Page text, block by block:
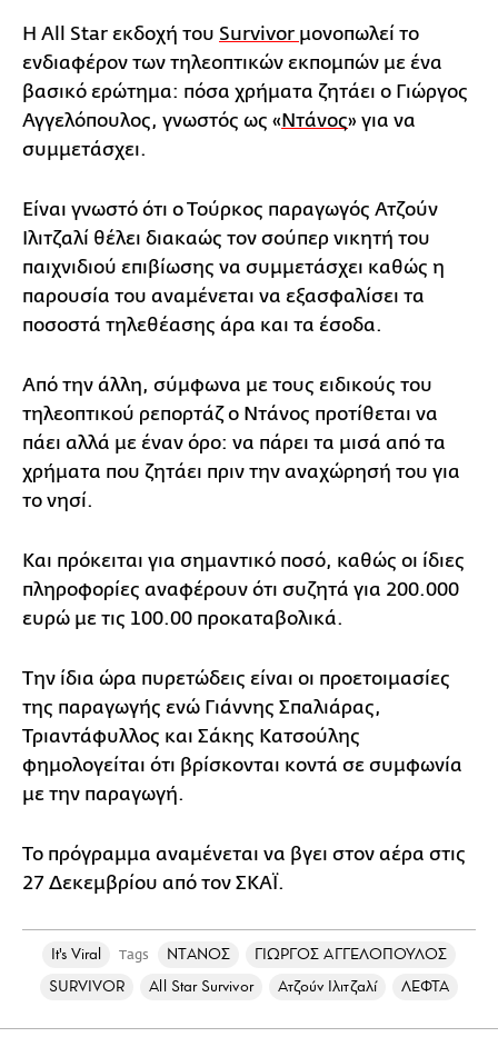
Η All Star εκδοχή του Survivor μονοπωλεί το
ενδιαφέρον των τηλεοπτικών εκπομπών με ένα
βασικό ερώτημα: πόσα χρήματα ζητάει ο Γιώργος
Αγγελόπουλος, γνωστός ως «Ντάνος» για να
συμμετάσχει.
Είναι γνωστό ότι ο Τούρκος παραγωγός Ατζούν
Ιλιτζαλί θέλει διακαώς τον σούπερ νικητή του
παιχνιδιού επιβίωσης να συμμετάσχει καθώς η
παρουσία του αναμένεται να εξασφαλίσει τα
ποσοστά τηλεθέασης άρα και τα έσοδα.
Από την άλλη, σύμφωνα με τους ειδικούς του
τηλεοπτικού ρεπορτάζ ο Ντάνος προτίθεται να
πάει αλλά με έναν όρο: να πάρει τα μισά από τα
χρήματα που ζητάει πριν την αναχώρησή του για
το νησί.
Και πρόκειται για σημαντικό ποσό, καθώς οι ίδιες
πληροφορίες αναφέρουν ότι συζητά για 200.000
ευρώ με τις 100.00 προκαταβολικά.
Την ίδια ώρα πυρετώδεις είναι οι προετοιμασίες
της παραγωγής ενώ Γιάννης Σπαλιάρας,
Τριαντάφυλλος και Σάκης Κατσούλης
φημολογείται ότι βρίσκονται κοντά σε συμφωνία
με την παραγωγή.
Το πρόγραμμα αναμένεται να βγει στον αέρα στις
27 Δεκεμβρίου από τον ΣΚΑΪ.
It's Viral Tags ΝΤΑΝΟΣ
ΓΙΩΡΓΟΣ ΑΓΓΕΛΟΠΟΥΛΟΣ
SURVIVOR
All Star Survivor Ατζούν Ιλιτζαλί ΛΕΦΤΑ